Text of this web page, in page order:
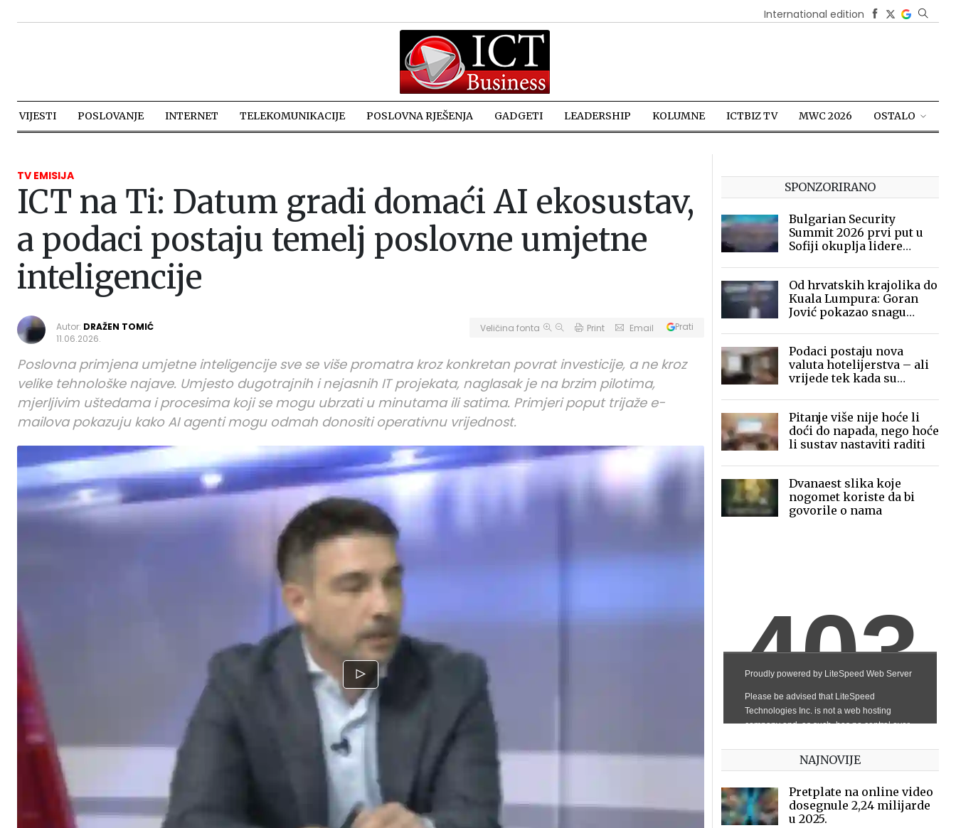
International edition
VIJESTI POSLOVANJE INTERNET TELEKOMUNIKACIJE POSLOVNA RJEŠENJA GADGETI LEADERSHIP KOLUMNE ICTBIZ TV MWC 2026 OSTALO
TV EMISIJA
ICT na Ti: Datum gradi domaći AI ekosustav,
a podaci postaju temelj poslovne umjetne
inteligencije
Autor: DRAŽEN TOMIĆ
11.06.2026.
Veličina fonta Print Email Prati
Poslovna primjena umjetne inteligencije sve se više promatra kroz konkretan povrat investicije, a ne kroz
velike tehnološke najave. Umjesto dugotrajnih i nejasnih IT projekata, naglasak je na brzim pilotima,
mjerljivim uštedama i procesima koji se mogu ubrzati u minutama ili satima. Primjeri poput trijaže e-
mailova pokazuju kako AI agenti mogu odmah donositi operativnu vrijednost.
SPONZORIRANO
Bulgarian Security
Summit 2026 prvi put u
Sofiji okuplja lidere
Od hrvatskih krajolika do
Kuala Lumpura: Goran
Jović pokazao snagu
Podaci postaju nova
valuta hotelijerstva – ali
vrijede tek kada su
Pitanje više nije hoće li
doći do napada, nego hoće
li sustav nastaviti raditi
Dvanaest slika koje
nogomet koriste da bi
govorile o nama
NAJNOVIJE
Pretplate na online video
dosegnule 2,24 milijarde
u 2025.